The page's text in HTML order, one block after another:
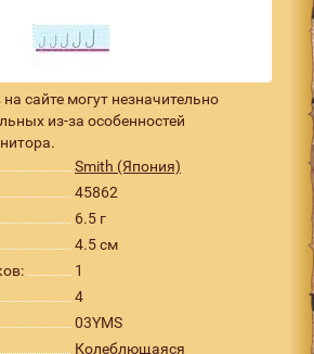
сайте могут незначительно
из-за особенностей
Smith (Япония)
45862
6.5 г
4.5 см
1
4
03YMS
Колеблющаяся